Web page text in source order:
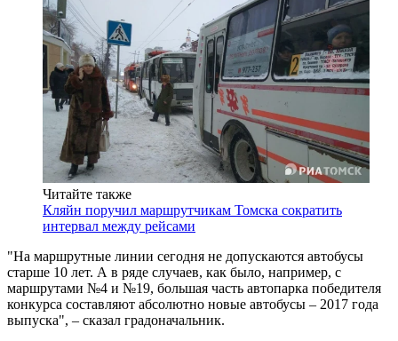
Читайте также
Кляйн поручил маршрутчикам Томска сократить
интервал между рейсами
"На маршрутные линии сегодня не допускаются автобусы
старше 10 лет. А в ряде случаев, как было, например, с
маршрутами №4 и №19, большая часть автопарка победителя
конкурса составляют абсолютно новые автобусы – 2017 года
выпуска", – сказал градоначальник.